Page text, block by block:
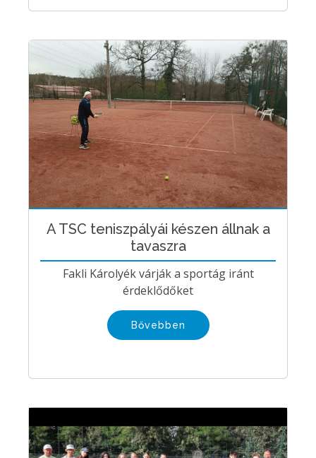
A TSC teniszpályái készen állnak a
tavaszra
Fakli Károlyék várják a sportág iránt
érdeklődőket
Bővebben